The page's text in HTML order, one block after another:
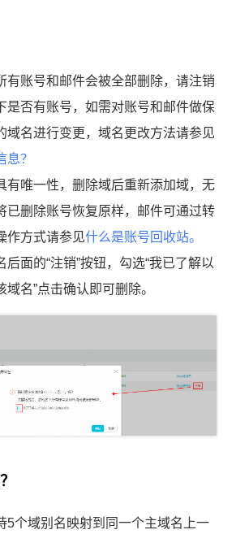
有账号和邮件会被全部删除，请注销
是否有账号，如需对账号和邮件做保
域名进行变更，域名更改方法请参见
？
有唯一性，删除域后重新添加域，无
已删除账号恢复原样，邮件可通过转
作方式请参见什么是账号回收站。
面的“注销”按钮，勾选“我已了解以
域名”点击确认即可删除。
5个域别名映射到同一个主域名上一